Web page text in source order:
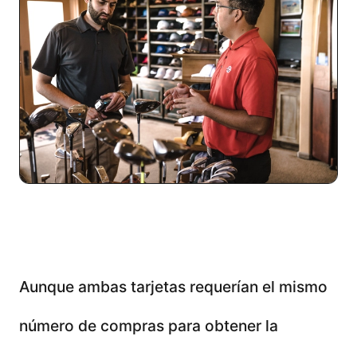
Aunque ambas tarjetas requerían el mismo
número de compras para obtener la